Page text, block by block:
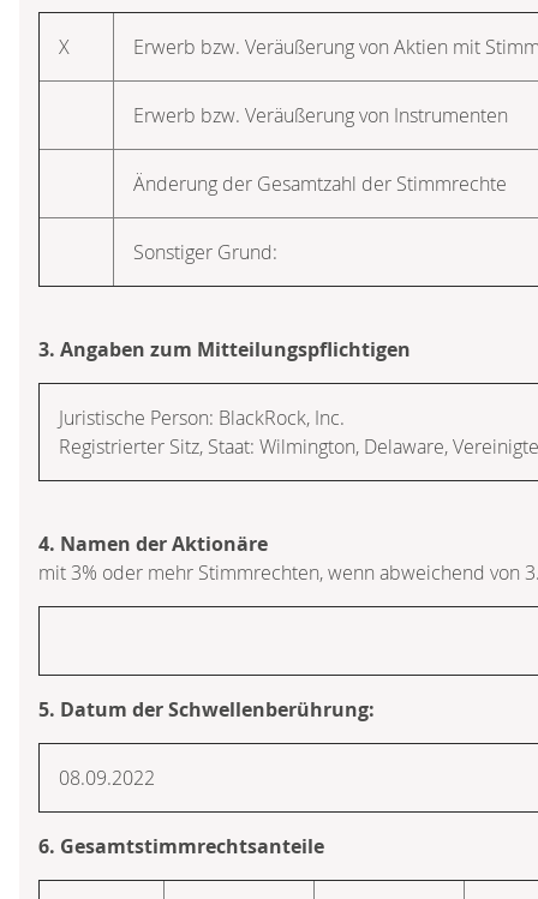
X Erwerb bzw. Veräußerung von Aktien mit
Erwerb bzw. Veräußerung von Instrumenten
Änderung der Gesamtzahl der Stimmrechte
Sonstiger Grund:
3. Angaben zum Mitteilungspflichtigen
Juristische Person: BlackRock, Inc.
Registrierter Sitz, Staat: Wilmington, Delaware,
4. Namen der Aktionäre
mit 3% oder mehr Stimmrechten, wenn abweichend von
5. Datum der Schwellenberührung:
08.09.2022
6. Gesamtstimmrechtsanteile